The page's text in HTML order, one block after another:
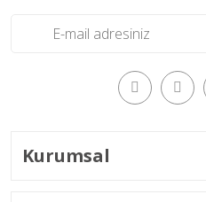
Kurumsal